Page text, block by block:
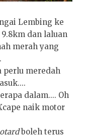
Lembing ke
dan laluan
merah yang
perlu meredah
dalam.... Oh
naik motor
boleh terus